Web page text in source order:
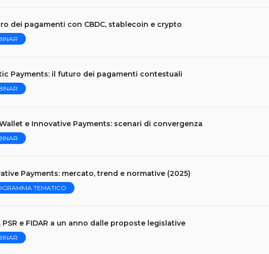
dei pagamenti con CBDC, stablecoin e crypto
Payments: il futuro dei pagamenti contestuali
Wallet e Innovative Payments: scenari di convergenza
Payments: mercato, trend e normative (2025)
TEMATICO
PSR e FIDAR a un anno dalle proposte legislative